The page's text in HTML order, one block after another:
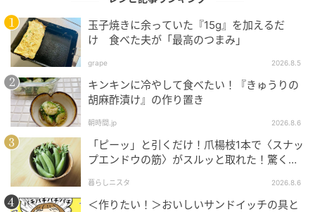
玉子焼きに余っていた『15g』を加えるだ
け 食べた夫が「最高のつまみ」
grape 2026.8.5
キンキンに冷やして食べたい！『きゅうりの
胡麻酢漬け』の作り置き
朝時間.jp 2026.8.6
「ピーッ」と引くだけ！爪楊枝1本で〈スナッ
プエンドウの筋〉がスルッと取れた！驚くほ
暮らしニスタ 2026.8.6
＜作りたい！＞おいしいサンドイッチの具と